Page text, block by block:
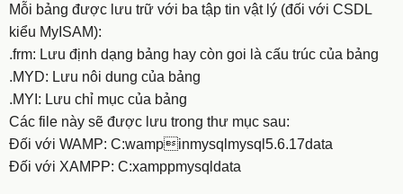
Mỗi bảng được lưu trữ với ba tập tin vật lý (đối với CSDL
kiểu MyISAM):
.frm: Lưu định dạng bảng hay còn goi là cấu trúc của bảng
.MYD: Lưu nôi dung của bảng
.MYI: Lưu chỉ mục của bảng
Các file này sẽ được lưu trong thư mục sau:
Đối với WAMP: C:wampinmysqlmysql5.6.17data
Đối với XAMPP: C:xamppmysqldata